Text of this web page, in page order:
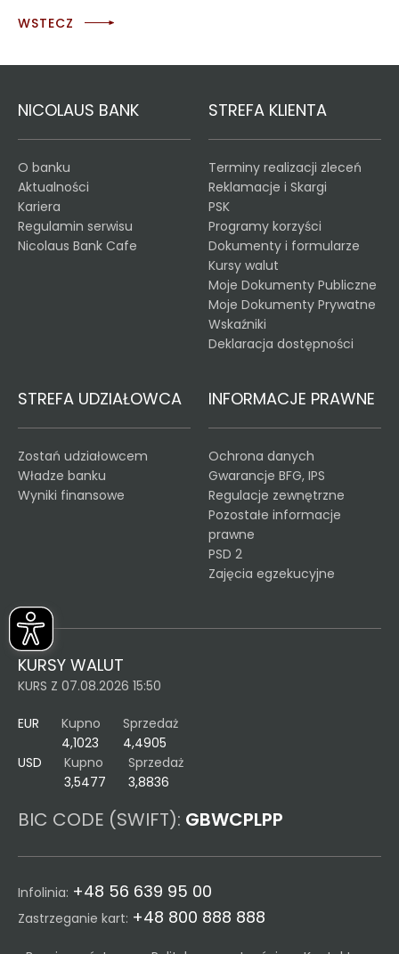
WSTECZ
NICOLAUS BANK
O banku
Aktualności
Kariera
Regulamin serwisu
Nicolaus Bank Cafe
STREFA KLIENTA
Terminy realizacji zleceń
Reklamacje i Skargi
PSK
Programy korzyści
Dokumenty i formularze
Kursy walut
Moje Dokumenty Publiczne
Moje Dokumenty Prywatne
Wskaźniki
Deklaracja dostępności
STREFA UDZIAŁOWCA
Zostań udziałowcem
Władze banku
Wyniki finansowe
INFORMACJE PRAWNE
Ochrona danych
Gwarancje BFG, IPS
Regulacje zewnętrzne
Pozostałe informacje
prawne
PSD 2
Zajęcia egzekucyjne
KURSY WALUT
KURS Z 07.08.2026 15:50
EUR
Kupno
4,1023
Sprzedaż
4,4905
USD
Kupno
3,5477
Sprzedaż
3,8836
BIC CODE (SWIFT): GBWCPLPP
Infolinia: +48 56 639 95 00
Zastrzeganie kart: +48 800 888 888